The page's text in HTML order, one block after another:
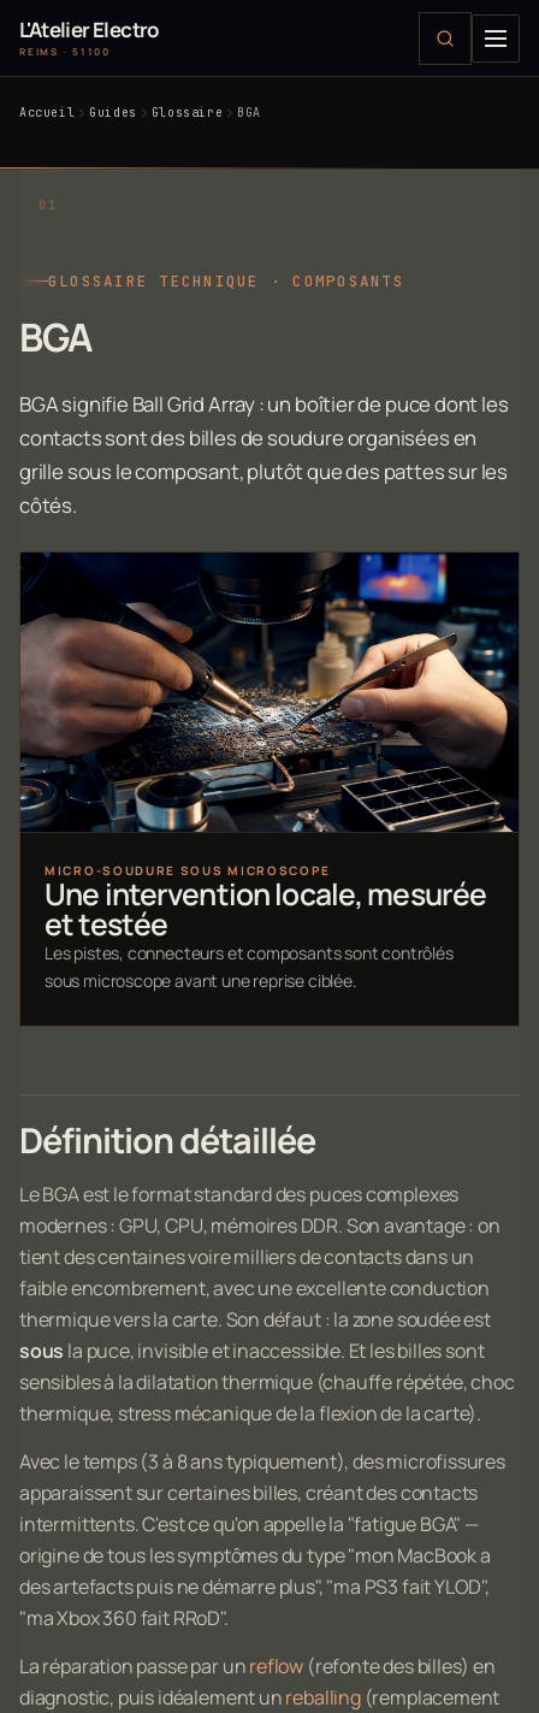
L'Atelier Electro
REIMS · 51100
Accueil Guides Glossaire BGA
GLOSSAIRE TECHNIQUE · COMPOSANTS
BGA
BGA signifie Ball Grid Array : un boîtier de puce dont les
contacts sont des billes de soudure organisées en
grille sous le composant, plutôt que des pattes sur les
côtés.
MICRO-SOUDURE SOUS MICROSCOPE
Une intervention locale, mesurée
et testée
Les pistes, connecteurs et composants sont contrôlés
sous microscope avant une reprise ciblée.
Définition détaillée
Le BGA est le format standard des puces complexes
modernes : GPU, CPU, mémoires DDR. Son avantage : on
tient des centaines voire milliers de contacts dans un
faible encombrement, avec une excellente conduction
thermique vers la carte. Son défaut : la zone soudée est
sous la puce, invisible et inaccessible. Et les billes sont
sensibles à la dilatation thermique (chauffe répétée, choc
thermique, stress mécanique de la flexion de la carte).
Avec le temps (3 à 8 ans typiquement), des microfissures
apparaissent sur certaines billes, créant des contacts
intermittents. C'est ce qu'on appelle la "fatigue BGA" —
origine de tous les symptômes du type "mon MacBook a
des artefacts puis ne démarre plus", "ma PS3 fait YLOD",
"ma Xbox 360 fait RRoD".
La réparation passe par unreflow (refonte des billes) en
diagnostic, puis idéalement unreballing(remplacement